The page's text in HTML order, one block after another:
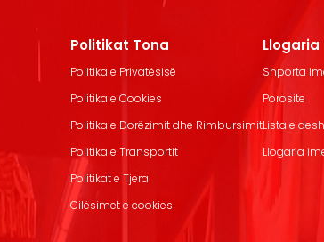
Politikat Tona
Politika e Privatësisë
Politika e Cookies
Politika e Dorëzimit dhe Rimbursimit
Politika e Transportit
Politikat e Tjera
Cilësimet e cookies
Llogaria
Shporta
Porosite
Lista e
Llogaria